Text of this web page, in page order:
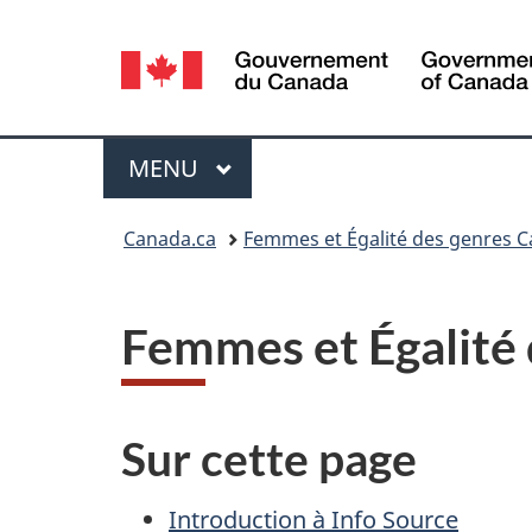
Sélection
de
la
langue
Menu
MENU PRINCIPAL
Canada.ca Femmes et Égalité des genres
Femmes et
Sur cette page
Introduction à Info Source